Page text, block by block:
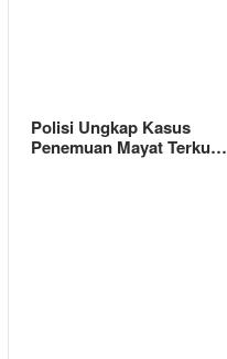
Polisi Ungkap Kasus
Penemuan Mayat Terku…